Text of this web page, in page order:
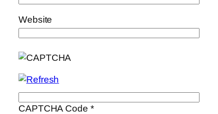
Website
CAPTCHA Code *